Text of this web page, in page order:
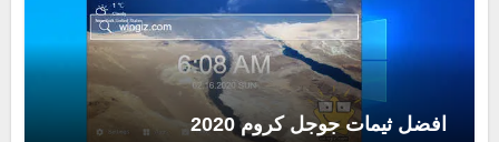
افضل ثيمات جوجل كروم 2020